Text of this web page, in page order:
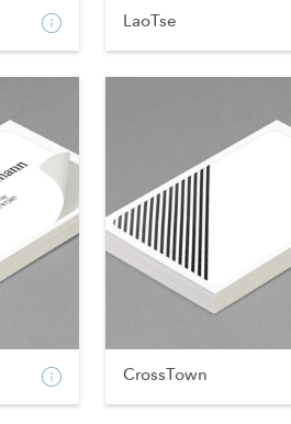
LaoTse
CrossTown